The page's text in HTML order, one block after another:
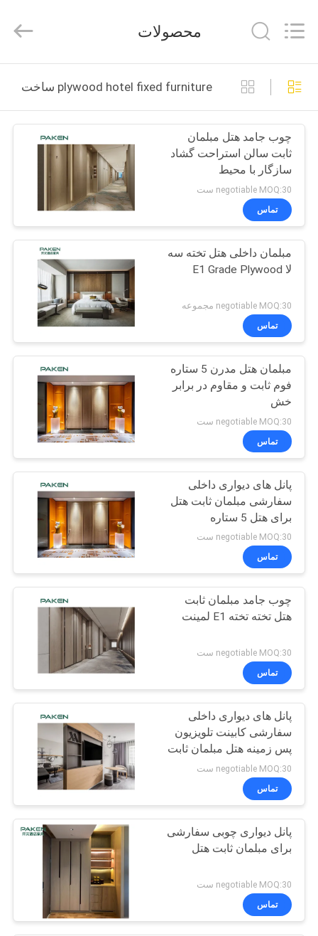
صفحه
اصلی
محصولات
درباره
کنترل
کیفیت
تماس
بگیرید
درخواست
نقل
قول
نقشه
PRIVACY
POLICY
Ltd..
Reserved.
محصولات
plywood hotel fixed furniture ساخت آنلاین
چوب جامد هتل مبلمان
ثابت سالن استراحت گشاد
سازگار با محیط
negotiable MOQ:30 ست
تماس
مبلمان داخلی هتل تخته سه
لا E1 Grade Plywood
negotiable MOQ:30 مجموعه
تماس
مبلمان هتل مدرن 5 ستاره
فوم ثابت و مقاوم در برابر
خش
negotiable MOQ:30 ست
تماس
پانل های دیواری داخلی
سفارشی مبلمان ثابت هتل
برای هتل 5 ستاره
negotiable MOQ:30 ست
تماس
چوب جامد مبلمان ثابت
هتل تخته تخته E1 لمینت
negotiable MOQ:30 ست
تماس
پانل های دیواری داخلی
سفارشی کابینت تلویزیون
پس زمینه هتل مبلمان ثابت
برای هتل 5 ستاره
negotiable MOQ:30 ست
تماس
پانل دیواری چوبی سفارشی
برای مبلمان ثابت هتل
negotiable MOQ:30 ست
تماس